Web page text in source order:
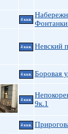
4 ккв.
4 ккв. Невский
4 ккв. Боровая
4 ккв.
9к.1
4 ккв.